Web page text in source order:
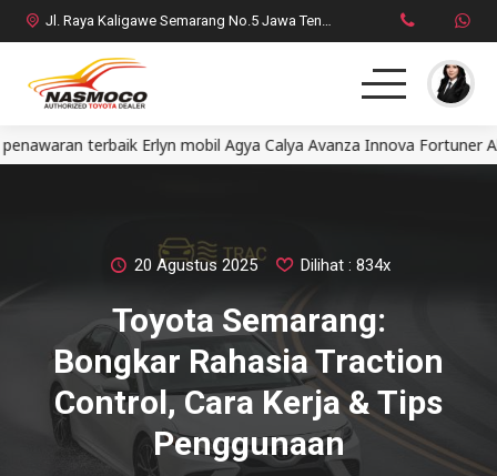
Jl. Raya Kaligawe Semarang No.5 Jawa Tengah
Home
HatchBack
Comercial
Brosur Toyota
terbaik Erlyn mobil Agya Calya Avanza Innova Fortuner Alphard
20 Agustus 2025 Dilihat : 834x
Toyota Semarang:
Bongkar Rahasia Traction
Control, Cara Kerja & Tips
Penggunaan